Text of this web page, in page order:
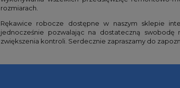
rozmiarach.
Rękawice robocze dostępne w naszym sklepie
jednocześnie pozwalając na dostateczną swobodę
zwiększenia kontroli. Serdecznie zapraszamy do